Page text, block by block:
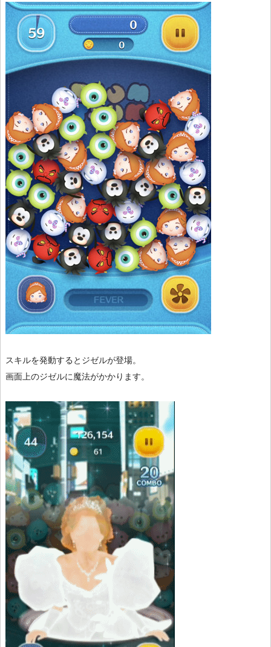
スキルを発動するとジゼルが登場。
画面上のジゼルに魔法がかかります。